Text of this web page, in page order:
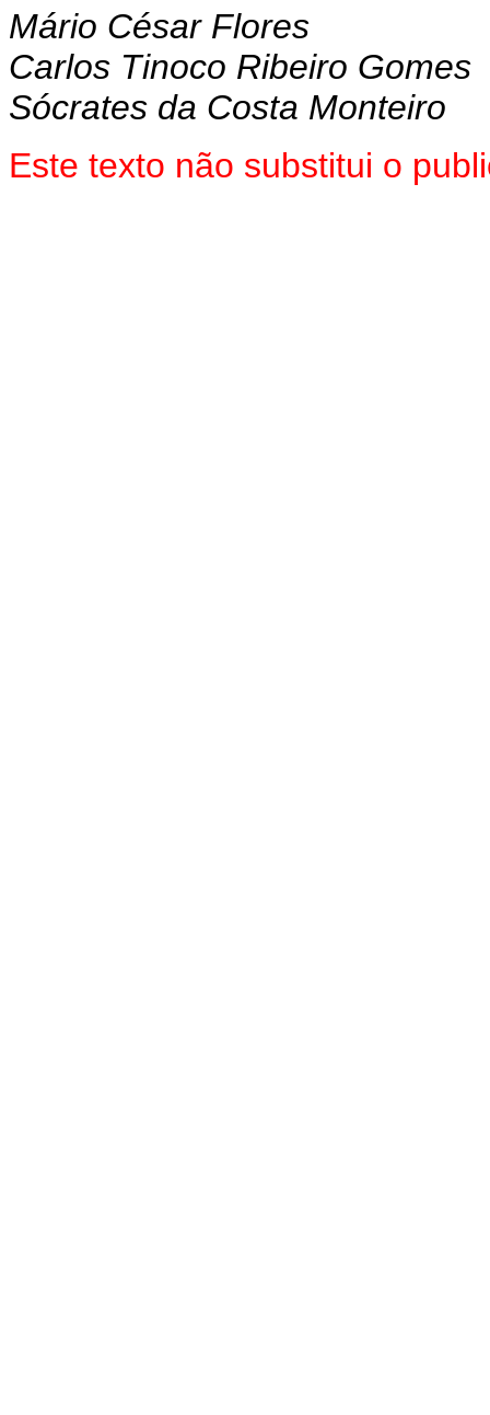
Mário César Flores
Carlos Tinoco Ribeiro Gomes
Sócrates da Costa Monteiro
Este texto não substitui o